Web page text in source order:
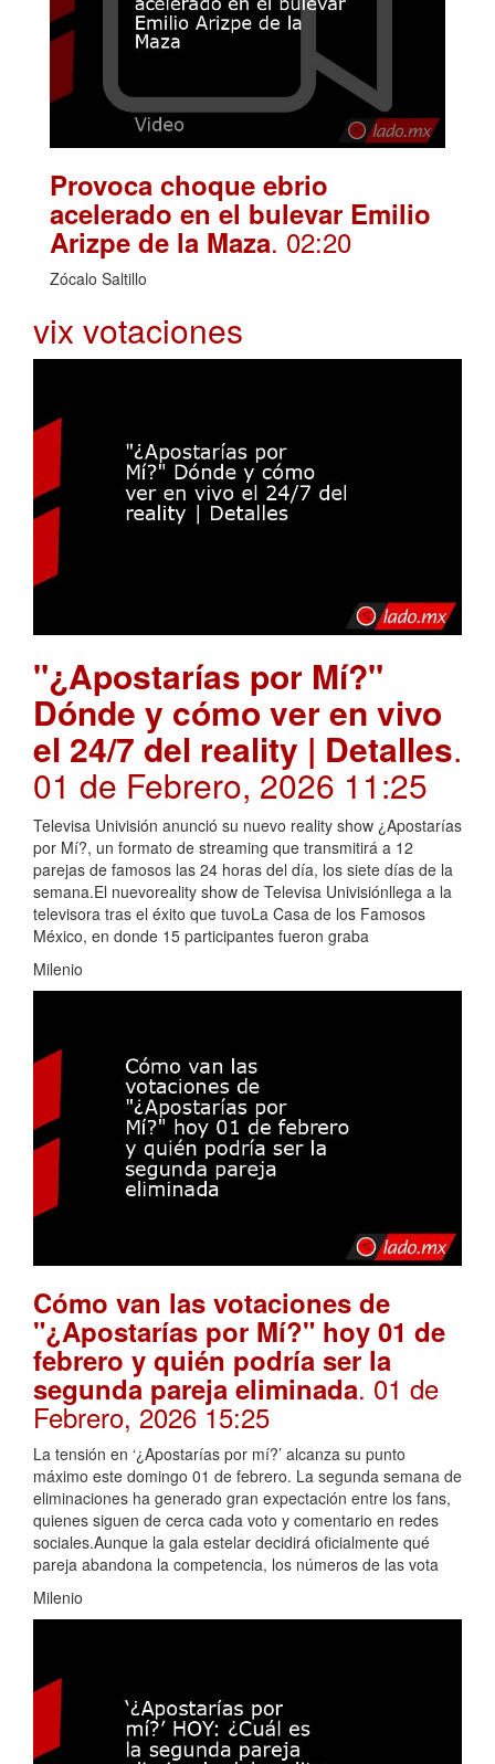
Provoca choque ebrio
acelerado en el bulevar Emilio
Arizpe de la Maza. 02:20
Zócalo Saltillo
vix votaciones
"¿Apostarías por Mí?"
Dónde y cómo ver en vivo
el 24/7 del reality | Detalles.
01 de Febrero, 2026 11:25
Televisa Univisión anunció su nuevo reality show ¿Apostarías
por Mí?, un formato de streaming que transmitirá a 12
parejas de famosos las 24 horas del día, los siete días de la
semana.El nuevoreality show de Televisa Univisiónllega a la
televisora tras el éxito que tuvoLa Casa de los Famosos
México, en donde 15 participantes fueron graba
Milenio
Cómo van las votaciones de
"¿Apostarías por Mí?" hoy 01 de
febrero y quién podría ser la
segunda pareja eliminada. 01 de
Febrero, 2026 15:25
La tensión en ‘¿Apostarías por mí?’ alcanza su punto
máximo este domingo 01 de febrero. La segunda semana de
eliminaciones ha generado gran expectación entre los fans,
quienes siguen de cerca cada voto y comentario en redes
sociales.Aunque la gala estelar decidirá oficialmente qué
pareja abandona la competencia, los números de las vota
Milenio